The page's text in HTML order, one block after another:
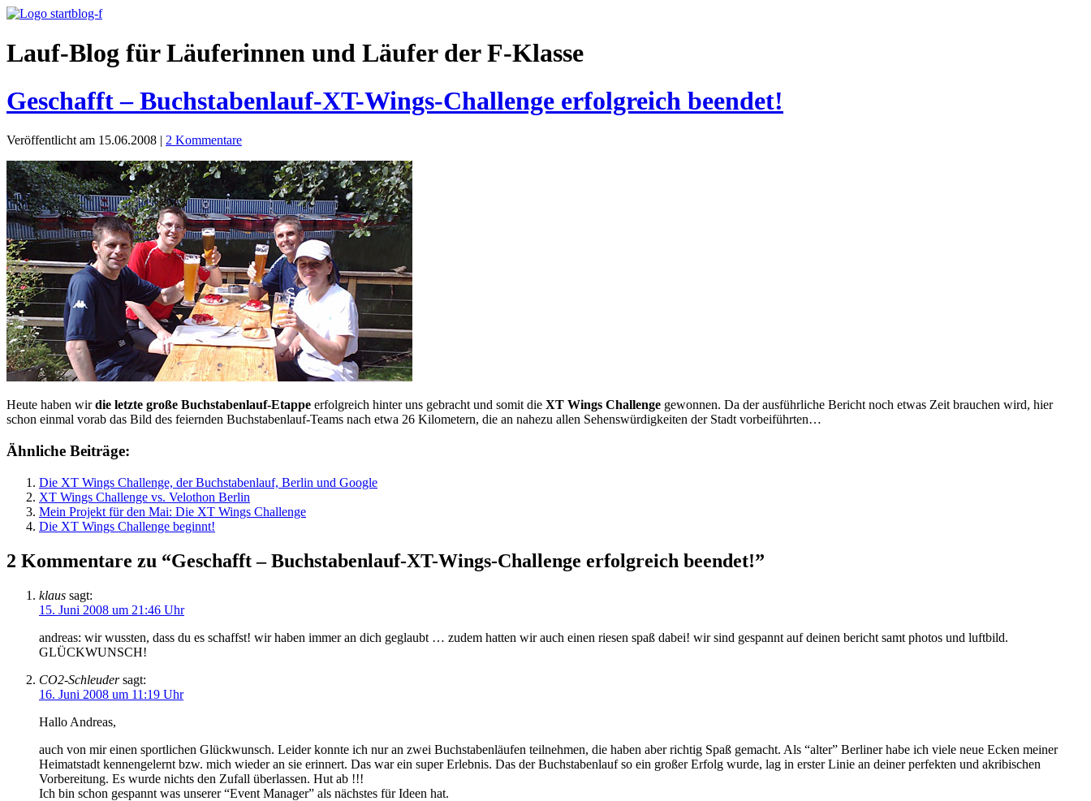
Lauf-Blog für Läuferinnen und Läufer der F-Klasse
Geschafft – Buchstabenlauf-XT-Wings-Challenge erfolgreich beendet!
Veröffentlicht am 15.06.2008 | 2 Kommentare
Heute haben wirdie letzte große Buchstabenlauf-Etappe erfolgreich hinter uns gebracht und somit die XT Wings Challenge gewonnen. Da der ausführliche Bericht noch etwas Zeit brauchen wird, hier
schon einmal vorab das Bild des feiernden Buchstabenlauf-Teams nach etwa 26 Kilometern, die an nahezu allen Sehenswürdigkeiten der Stadt vorbeiführten…
Ähnliche Beiträge:
Die XT Wings Challenge, der Buchstabenlauf, Berlin und Google
XT Wings Challenge vs. Velothon Berlin
Mein Projekt für den Mai: Die XT Wings Challenge
Die XT Wings Challenge beginnt!
2 Kommentare zu “Geschafft – Buchstabenlauf-XT-Wings-Challenge erfolgreich beendet!”
klaus sagt:
15. Juni 2008 um 21:46 Uhr
andreas: wir wussten, dass du es schaffst! wir haben immer an dich geglaubt … zudem hatten wir auch einen riesen spaß dabei! wir sind gespannt auf deinen bericht samt photos und luftbild.
GLÜCKWUNSCH!
CO2-Schleuder sagt:
16. Juni 2008 um 11:19 Uhr
Hallo Andreas,
auch von mir einen sportlichen Glückwunsch. Leider konnte ich nur an zwei Buchstabenläufen teilnehmen, die haben aber richtig Spaß gemacht. Als “alter” Berliner habe ich viele neue Ecken meiner
Heimatstadt kennengelernt bzw. mich wieder an sie erinnert. Das war ein super Erlebnis. Das der Buchstabenlauf so ein großer Erfolg wurde, lag in erster Linie an deiner perfekten und akribischen
Vorbereitung. Es wurde nichts den Zufall überlassen. Hut ab !!!
Ich bin schon gespannt was unserer “Event Manager” als nächstes für Ideen hat.